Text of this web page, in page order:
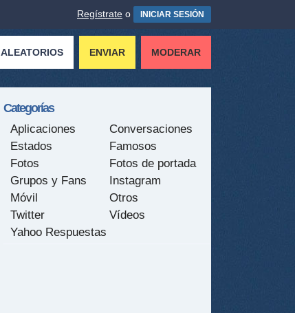
Regístrate o INICIAR SESIÓN
ALEATORIOS ENVIAR MODERAR
Categorías
Aplicaciones
Conversaciones
Estados
Famosos
Fotos
Fotos de portada
Grupos y Fans
Instagram
Móvil
Otros
Twitter
Vídeos
Yahoo Respuestas